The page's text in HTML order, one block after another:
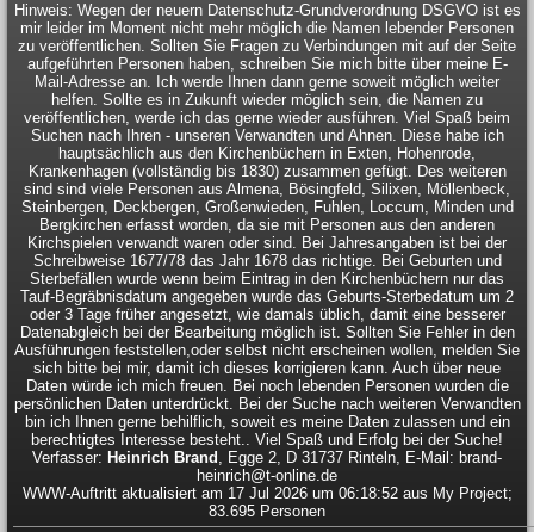
Hinweis: Wegen der neuern Datenschutz-Grundverordnung DSGVO ist es
mir leider im Moment nicht mehr möglich die Namen lebender Personen
zu veröffentlichen. Sollten Sie Fragen zu Verbindungen mit auf der Seite
aufgeführten Personen haben, schreiben Sie mich bitte über meine E-
Mail-Adresse an. Ich werde Ihnen dann gerne soweit möglich weiter
helfen. Sollte es in Zukunft wieder möglich sein, die Namen zu
veröffentlichen, werde ich das gerne wieder ausführen. Viel Spaß beim
Suchen nach Ihren - unseren Verwandten und Ahnen. Diese habe ich
hauptsächlich aus den Kirchenbüchern in Exten, Hohenrode,
Krankenhagen (vollständig bis 1830) zusammen gefügt. Des weiteren
sind sind viele Personen aus Almena, Bösingfeld, Silixen, Möllenbeck,
Steinbergen, Deckbergen, Großenwieden, Fuhlen, Loccum, Minden und
Bergkirchen erfasst worden, da sie mit Personen aus den anderen
Kirchspielen verwandt waren oder sind. Bei Jahresangaben ist bei der
Schreibweise 1677/78 das Jahr 1678 das richtige. Bei Geburten und
Sterbefällen wurde wenn beim Eintrag in den Kirchenbüchern nur das
Tauf-Begräbnisdatum angegeben wurde das Geburts-Sterbedatum um 2
oder 3 Tage früher angesetzt, wie damals üblich, damit eine besserer
Datenabgleich bei der Bearbeitung möglich ist. Sollten Sie Fehler in den
Ausführungen feststellen,oder selbst nicht erscheinen wollen, melden Sie
sich bitte bei mir, damit ich dieses korrigieren kann. Auch über neue
Daten würde ich mich freuen. Bei noch lebenden Personen wurden die
persönlichen Daten unterdrückt. Bei der Suche nach weiteren Verwandten
bin ich Ihnen gerne behilflich, soweit es meine Daten zulassen und ein
berechtigtes Interesse besteht.. Viel Spaß und Erfolg bei der Suche!
Verfasser: Heinrich Brand , Egge 2, D 31737 Rinteln, E-Mail: brand-
heinrich@t-online.de
WWW-Auftritt aktualisiert am 17 Jul 2026 um 06:18:52 aus My Project;
83.695 Personen